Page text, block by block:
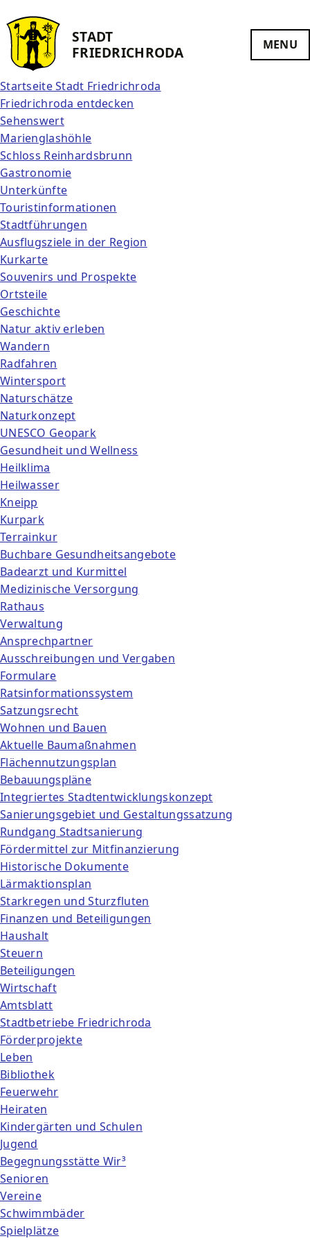
STADT
FRIEDRICH­RODA
MENU
Startseite Stadt Friedrichroda
Friedrichroda entdecken
Sehenswert
Marienglashöhle
Schloss Reinhardsbrunn
Gastronomie
Unterkünfte
Touristinformationen
Stadtführungen
Ausflugsziele in der Region
Kurkarte
Souvenirs und Prospekte
Ortsteile
Geschichte
Natur aktiv erleben
Wandern
Radfahren
Wintersport
Naturschätze
Naturkonzept
UNESCO Geopark
Gesundheit und Wellness
Heilklima
Heilwasser
Kneipp
Kurpark
Terrainkur
Buchbare Gesundheitsangebote
Badearzt und Kurmittel
Medizinische Versorgung
Rathaus
Verwaltung
Ansprechpartner
Ausschreibungen und Vergaben
Formulare
Ratsinformationssystem
Satzungsrecht
Wohnen und Bauen
Aktuelle Baumaßnahmen
Flächennutzungsplan
Bebauungspläne
Integriertes Stadtentwicklungskonzept
Sanierungsgebiet und Gestaltungssatzung
Rundgang Stadtsanierung
Fördermittel zur Mitfinanzierung
Historische Dokumente
Lärmaktionsplan
Starkregen und Sturzfluten
Finanzen und Beteiligungen
Haushalt
Steuern
Beteiligungen
Wirtschaft
Amtsblatt
Stadtbetriebe Friedrichroda
Förderprojekte
Leben
Bibliothek
Feuerwehr
Heiraten
Kindergärten und Schulen
Jugend
Begegnungsstätte Wir³
Senioren
Vereine
Schwimmbäder
Spielplätze